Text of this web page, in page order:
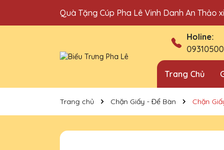
Quà Tặng Cúp Pha Lê Vinh Danh An Thảo
Địa chỉ bán cúp vinh danh uy tín tại Hà Nội!
Holine:
Trang Chủ
Trang chủ Chặn Giấy - Để Bàn Chặn